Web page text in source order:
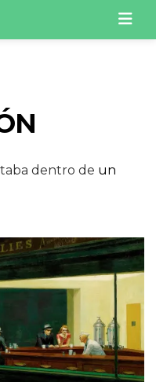
dentro de un